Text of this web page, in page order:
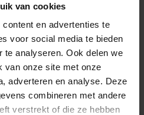
van cookies
en advertenties te
voor social media te bieden
te analyseren. Ook delen we
van onze site met onze
adverteren en analyse. Deze
combineren met andere
verstrekt of die ze hebben
op 1 reviews